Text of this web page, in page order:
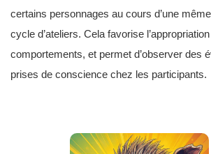
certains personnages au cours d’une
cycle d’ateliers. Cela favorise
comportements, et permet d’observer des
prises de conscience chez les participants.